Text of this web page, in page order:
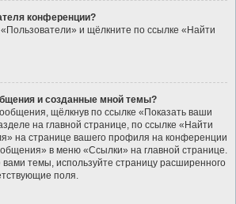
конференции?
и щёлкните по ссылке «Найти
и созданные мной темы?
щёлкнув по ссылке «Показать ваши
на главной странице, по ссылке «Найти
на странице вашего профиля на конференции
в меню «Ссылки» на главной странице.
темы, используйте страницу расширенного
поля.